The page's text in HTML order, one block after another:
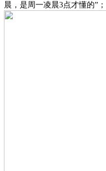
晨，是周一凌晨3点才懂的”